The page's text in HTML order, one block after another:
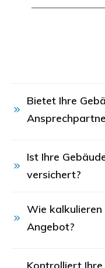
Bietet Ihre
Ist Ihre
versichert?
Wie kalkulieren
Angebot?